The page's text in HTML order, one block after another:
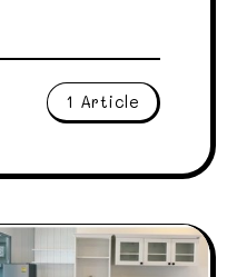
1 Article